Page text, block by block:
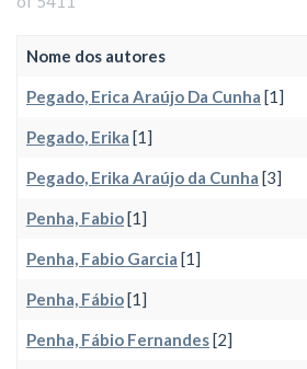
Nome dos autores
Pegado, Erica Araújo Da Cunha [1]
Pegado, Erika [1]
Pegado, Erika Araújo da Cunha [3]
Penha, Fabio[1]
Penha, Fabio Garcia [1]
Penha, Fábio[1]
Penha, Fábio Fernandes[2]